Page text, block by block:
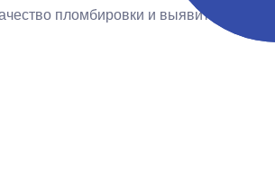
пломбировки и выявить участки с